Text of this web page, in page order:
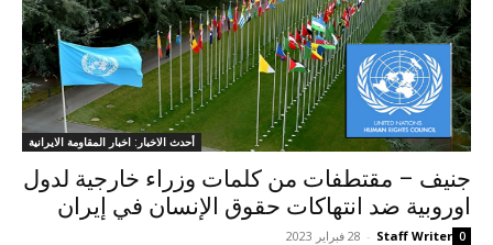
أحدث الاخبار: اخبار المقاومة الايرانية
جنيف – مقتطفات من کلمات وزراء خارجية لدول
اوروبية ضد انتهاكات حقوق الإنسان في إيران
Staff Writer
- 28 فبراير 2023 0